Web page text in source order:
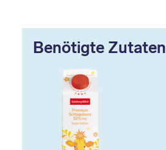
Benötigte Zutaten